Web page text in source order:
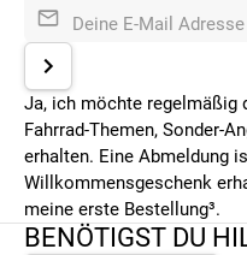
Deine E-Mail Adresse
Ja, ich möchte regelmäßig
Fahrrad-Themen, Sonder-
erhalten. Eine Abmeldung
Willkommensgeschenk
meine erste Bestellung³.
BENÖTIGST DU